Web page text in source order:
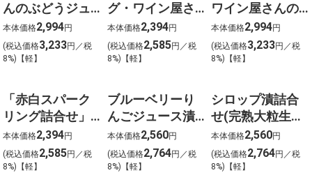
んのぶどうジュ
ース１L×６本
本体価格2,994円
(税込価格3,233円／税
8%)【軽】
グ・ワイン屋さ
んのぶどうジュ
ース500ｍｌ×６
本
本体価格2,394円
(税込価格2,585円／税
8%)【軽】
ワイン屋さんの
ぶどうジュース
1L×6本
本体価格2,994円
(税込価格3,233円／税
8%)【軽】
「赤白スパーク
リング詰合せ」
ワイン屋さんの
ぶどうジュース
500ｍｌ×6本
本体価格2,394円
(税込価格2,585円／税
8%)【軽】
ブルーベリーり
んごジュース漬2
本 完熟大粒生
ブルーベリー使
用
本体価格2,560円
(税込価格2,764円／税
8%)【軽】
シロップ漬詰合
せ(完熟大粒生ブ
ルーベリーシロ
ップ漬・りんご
ジュース漬各1
本体価格2,560円
(税込価格2,764円／税
8%)【軽】